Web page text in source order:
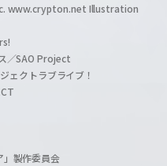
www.crypton.net Illustration
／SAO Project
クトラブライブ！
製作委員会